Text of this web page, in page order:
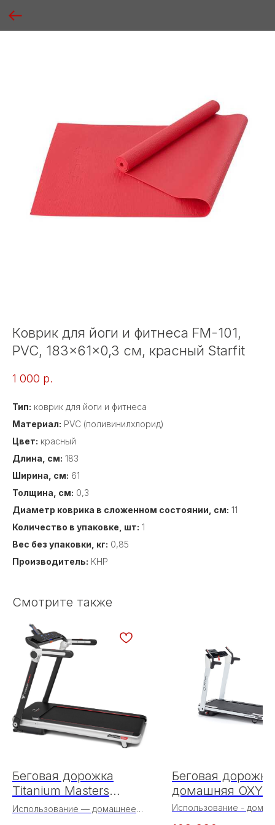
Коврик для йоги и фитнеса FM-101,
PVC, 183x61x0,3 см, красный Starfit
1 000 р.
Тип: коврик для йоги и фитнеса
Материал: PVC (поливинилхлорид)
Цвет: красный
Длина, см: 183
Ширина, см: 61
Толщина, см: 0,3
Диаметр коврика в сложенном состоянии, см: 11
Количество в упаковке, шт: 1
Вес без упаковки, кг: 0,85
Производитель: КНР
Смотрите также
Беговая дорожка
Titanium Masters
Slimtech S50
Использование — домашнее
Беговая дорожка
домашняя
FITNESS M-
Использование -